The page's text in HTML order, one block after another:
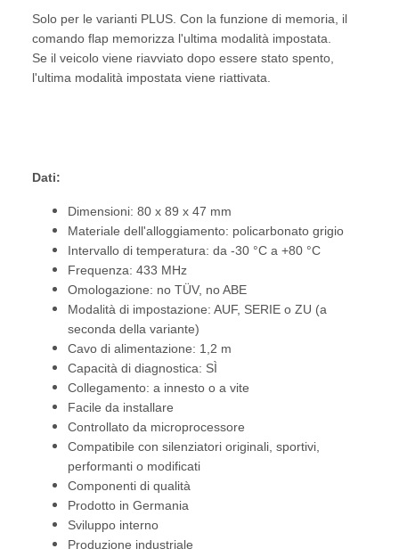
Solo per le varianti PLUS. Con la funzione di memoria, il
comando flap memorizza l'ultima modalità impostata.
Se il veicolo viene riavviato dopo essere stato spento,
l'ultima modalità impostata viene riattivata.
Dati:
Dimensioni: 80 x 89 x 47 mm
Materiale dell'alloggiamento: policarbonato grigio
Intervallo di temperatura: da -30 °C a +80 °C
Frequenza: 433 MHz
Omologazione: no TÜV, no ABE
Modalità di impostazione: AUF, SERIE o ZU (a
seconda della variante)
Cavo di alimentazione: 1,2 m
Capacità di diagnostica: SÌ
Collegamento: a innesto o a vite
Facile da installare
Controllato da microprocessore
Compatibile con silenziatori originali, sportivi,
performanti o modificati
Componenti di qualità
Prodotto in Germania
Sviluppo interno
Produzione industriale